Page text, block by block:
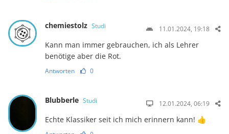
chemiestolz Studi 11.01.2024, 19:18
Kann man immer gebrauchen, ich als Lehrer
benötige aber die Rot.
Antworten 0
Blubberle Studi 12.01.2024, 06:19
Echte Klassiker seit ich mich erinnern kann! 👍